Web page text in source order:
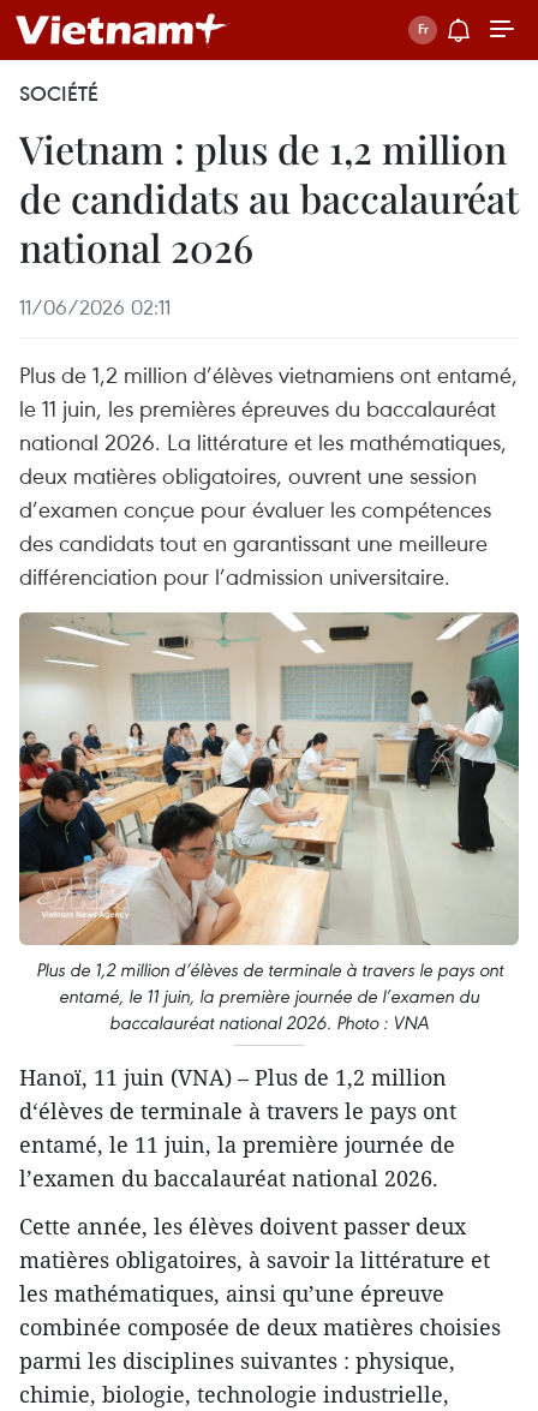
SOCIÉTÉ
Vietnam : plus de 1,2 million
de candidats au baccalauréat
national 2026
11/06/2026 02:11
Plus de 1,2 million d’élèves vietnamiens ont entamé,
le 11 juin, les premières épreuves du baccalauréat
national 2026. La littérature et les mathématiques,
deux matières obligatoires, ouvrent une session
d’examen conçue pour évaluer les compétences
des candidats tout en garantissant une meilleure
différenciation pour l’admission universitaire.
Plus de 1,2 million d‘élèves de terminale à travers le pays ont
entamé, le 11 juin, la première journée de l’examen du
baccalauréat national 2026. Photo : VNA
Hanoï, 11 juin (VNA) – Plus de 1,2 million
d‘élèves de terminale à travers le pays ont
entamé, le 11 juin, la première journée de
l’examen du baccalauréat national 2026.
Cette année, les élèves doivent passer deux
matières obligatoires, à savoir la littérature et
les mathématiques, ainsi qu’une épreuve
combinée composée de deux matières choisies
parmi les disciplines suivantes : physique,
chimie, biologie, technologie industrielle,